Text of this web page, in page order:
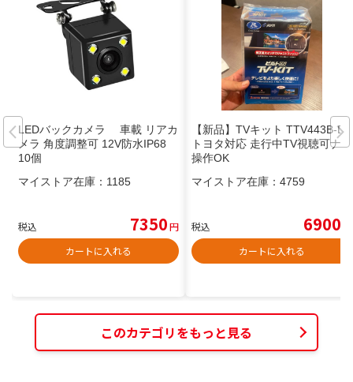
LEDバックカメラ 車載 リアカ
メラ 角度調整可 12V防水IP68
10個
マイストア在庫： 1185
税込 7350円
カートに入れる
【新品】TVキット TTV443B-D
トヨタ対応 走行中TV視聴可ナビ
操作OK
マイストア在庫： 4759
税込 6900
カートに入れる
このカテゴリをもっと見る